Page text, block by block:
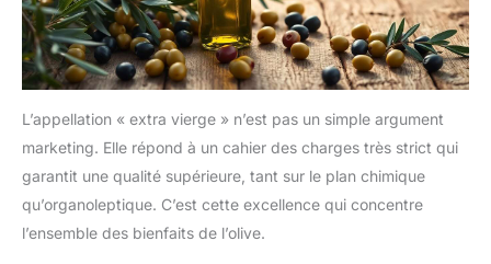
entre tradition et innovation et l'entreprise familiale possède
aujourd'hui 75 hectares de bosquets sur le territoire des Monti
Iblei. Nous apprécions la terre et les personnes qui aident à
créer chaque ingrédient selon nos normes élevées. Sicile, Italie
- Chiaramonte Gulfi est un territoire où les oliviers poussent
spontanément depuis un millénaire et qui donne vie à l'une des
huiles d'olive extra vierges du cœur du sud-est de la Sicile, où
les montagnes d'Iblei regardent vers la mer et les olives
mûrissent en harmonie avec les brises méditerranéennes. Un
excellent cadeau : associez-le à d'autres produits de notre
les anniversaires, l'appréciation des employés, les
huile d'olive extra vierge Segreto degli Iblei la plus vendue,
L’appellation « extra vierge » n’est pas un simple argument
marketing. Elle répond à un cahier des charges très strict qui
garantit une qualité supérieure, tant sur le plan chimique
qu’organoleptique. C’est cette excellence qui concentre
l’ensemble des bienfaits de l’olive.